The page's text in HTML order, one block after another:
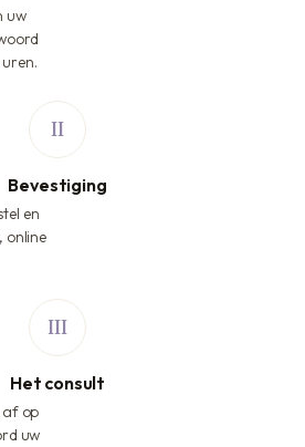
uw
Bevestiging
en
online
Het consult
op
uw